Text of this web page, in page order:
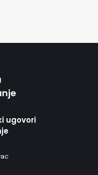
ugovori